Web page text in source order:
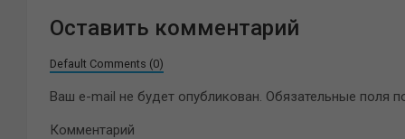
Оставить комментарий
Default Comments (0)
Ваш e-mail не будет опубликован. Обязательные поля
Комментарий